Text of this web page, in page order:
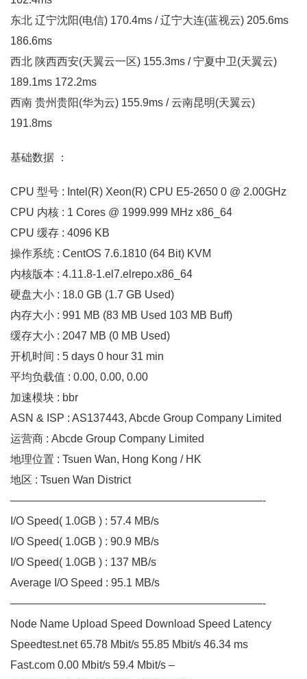
东北 辽宁沈阳(电信) 170.4ms / 辽宁大连(蓝视云) 205.6ms
186.6ms
西北 陕西西安(天翼云一区) 155.3ms / 宁夏中卫(天翼云)
189.1ms 172.2ms
西南 贵州贵阳(华为云) 155.9ms / 云南昆明(天翼云)
191.8ms
基础数据 ：
CPU 型号 : Intel(R) Xeon(R) CPU E5-2650 0 @ 2.00GHz
CPU 内核 : 1 Cores @ 1999.999 MHz x86_64
CPU 缓存 : 4096 KB
操作系统 : CentOS 7.6.1810 (64 Bit) KVM
内核版本 : 4.11.8-1.el7.elrepo.x86_64
硬盘大小 : 18.0 GB (1.7 GB Used)
内存大小 : 991 MB (83 MB Used 103 MB Buff)
缓存大小 : 2047 MB (0 MB Used)
开机时间 : 5 days 0 hour 31 min
平均负载值 : 0.00, 0.00, 0.00
加速模块 : bbr
ASN & ISP : AS137443, Abcde Group Company Limited
运营商 : Abcde Group Company Limited
地理位置 : Tsuen Wan, Hong Kong / HK
地区 : Tsuen Wan District
———————————————————————-
I/O Speed( 1.0GB ) : 57.4 MB/s
I/O Speed( 1.0GB ) : 90.9 MB/s
I/O Speed( 1.0GB ) : 137 MB/s
Average I/O Speed : 95.1 MB/s
———————————————————————-
Node Name Upload Speed Download Speed Latency
Speedtest.net 65.78 Mbit/s 55.85 Mbit/s 46.34 ms
Fast.com 0.00 Mbit/s 59.4 Mbit/s –